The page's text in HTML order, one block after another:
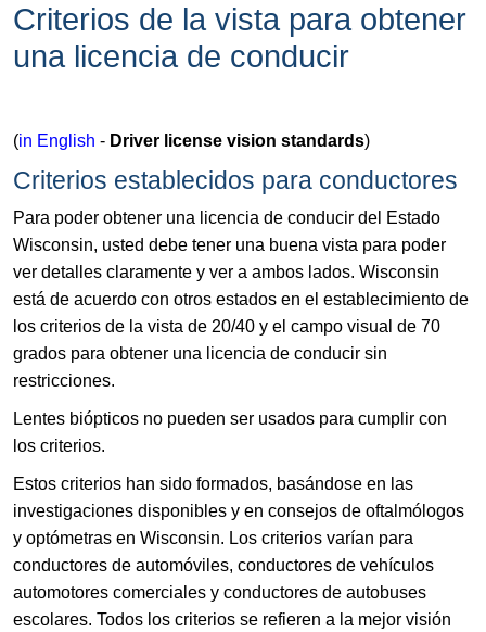
Criterios de la vista para obtener
una licencia de conducir
(in English - Driver license vision standards)
​Criterios esta​blecidos para conductores
Para poder obtener una licencia de conducir del Estado
Wisconsin, usted debe tener una buena vista para poder
ver detalles claramente y ver a ambos lados. Wisconsin
está de acuerdo con otros estados en el establecimiento de
los criterios de la vista de 20/40 y el campo visual de 70
grados para obtener una licencia de conducir sin
restricciones.
Lentes biópticos no pueden ser usados para cumplir con
los criterios.
Estos criterios han sido formados, basándose en las
investigaciones disponibles y en consejos de oftalmólogos
y optómetras en Wisconsin. Los criterios varían para
conductores de automóviles, conductores de vehículos
automotores comerciales y conductores de autobuses
escolares. Todos los criterios se refieren a la mejor visión